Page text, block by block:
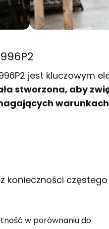
jest kluczowym
stworzona, aby
konieczności częstego
w porównaniu do